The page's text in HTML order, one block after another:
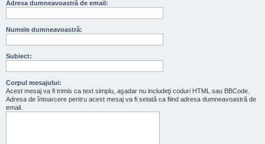
Adresa dumneavoastră de email:
Numele dumneavoastră:
Subiect:
Corpul mesajului:
Acest mesaj va fi trimis ca text simplu, aşadar nu includeţi coduri HTML sau BBCode.
Adresa de întoarcere pentru acest mesaj va fi setată ca fiind adresa dumneavoastră de
email.